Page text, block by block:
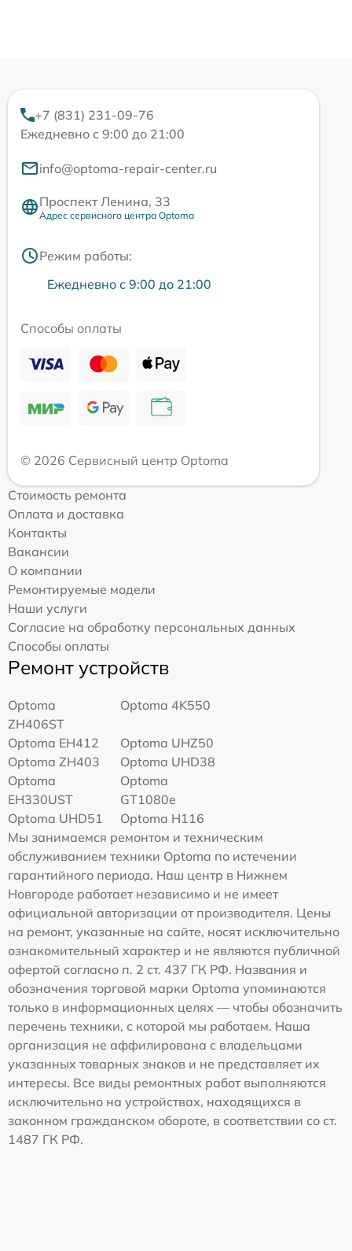
+7 (831) 231-09-76
Ежедневно с 9:00 до 21:00
info@optoma-repair-center.ru
Проспект Ленина, 33
Адрес сервисного центра Optoma
Режим работы:
Ежедневно с 9:00 до 21:00
Способы оплаты
© 2026 Сервисный центр Optoma
Стоимость ремонта
Оплата и доставка
Контакты
Вакансии
О компании
Ремонтируемые модели
Наши услуги
Согласие на обработку персональных данных
Способы оплаты
Ремонт устройств
Optoma
ZH406ST
Optoma 4K550
Optoma EH412
Optoma UHZ50
Optoma ZH403
Optoma UHD38
Optoma
EH330UST
Optoma
GT1080e
Optoma UHD51
Optoma H116
Мы занимаемся ремонтом и техническим
обслуживанием техники Optoma по истечении
гарантийного периода. Наш центр в Нижнем
Новгороде работает независимо и не имеет
официальной авторизации от производителя. Цены
на ремонт, указанные на сайте, носят исключительно
ознакомительный характер и не являются публичной
офертой согласно п. 2 ст. 437 ГК РФ. Названия и
обозначения торговой марки Optoma упоминаются
только в информационных целях — чтобы обозначить
перечень техники, с которой мы работаем. Наша
организация не аффилирована с владельцами
указанных товарных знаков и не представляет их
интересы. Все виды ремонтных работ выполняются
исключительно на устройствах, находящихся в
законном гражданском обороте, в соответствии со ст.
1487 ГК РФ.